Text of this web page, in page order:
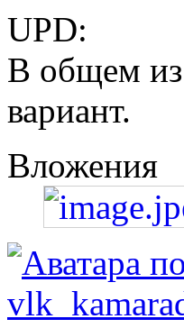
UPD:
В общем из
вариант.
Вложения